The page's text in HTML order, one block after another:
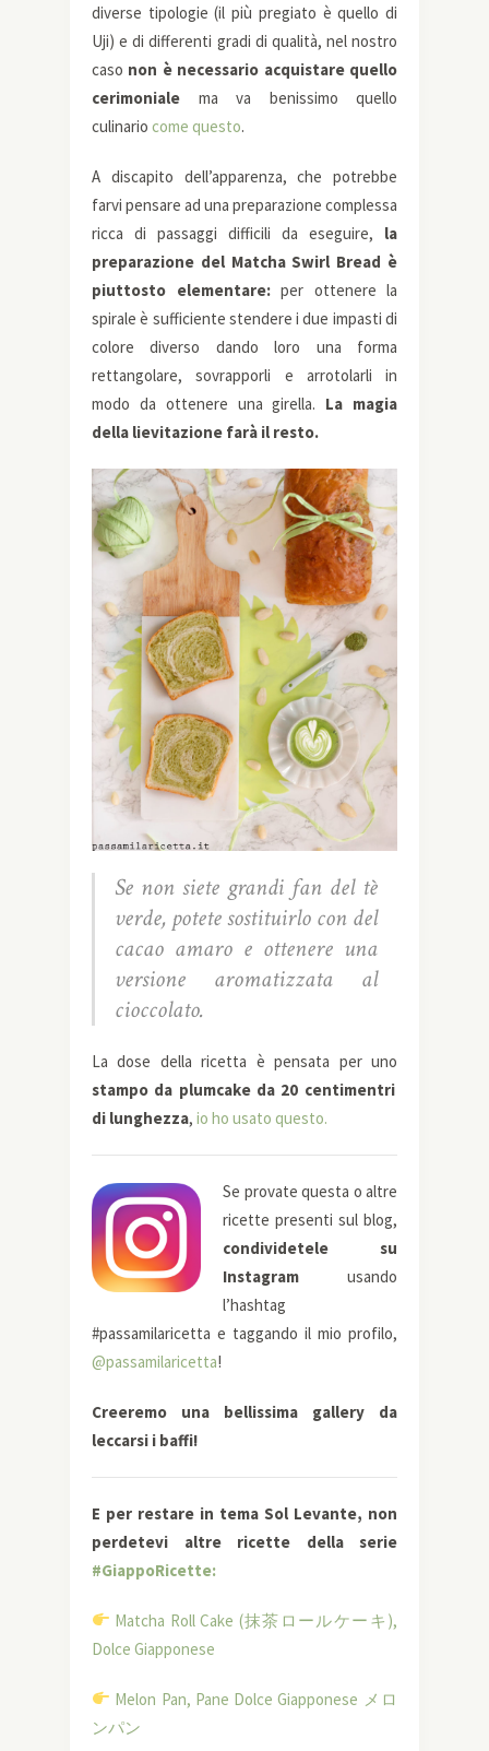
diverse tipologie (il più pregiato è quello di
Uji) e di differenti gradi di qualità, nel nostro
caso non è necessario acquistare quello
cerimoniale ma va benissimo quello
culinario come questo.
A discapito dell’apparenza, che potrebbe
farvi pensare ad una preparazione complessa
ricca di passaggi difficili da eseguire, la
preparazione del Matcha Swirl Bread è
piuttosto elementare:per ottenere la
spirale è sufficiente stendere i due impasti di
colore diverso dando loro una forma
rettangolare, sovrapporli e arrotolarli in
modo da ottenere una girella. La magia
della lievitazione farà il resto.
Se non siete grandi fan del tè
verde, potete sostituirlo con del
cacao amaro e ottenere una
versione aromatizzata al
cioccolato.
La dose della ricetta è pensata per uno
stampo da plumcake da 20 centimentri
di lunghezza, io ho usato questo.
Se provate questa o altre
ricette presenti sul blog,
condividetele su
Instagram usando
l’hashtag
#passamilaricetta e taggando il mio profilo,
@passamilaricetta!
Creeremo una bellissima gallery da
leccarsi i baffi!
E per restare in tema Sol Levante, non
perdetevi altre ricette della serie
#GiappoRicette:
Matcha Roll Cake (抹茶ロールケーキ),
Dolce Giapponese
Melon Pan, Pane Dolce Giapponese メロ
ンパン